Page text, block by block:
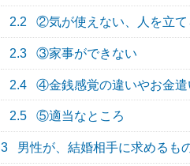
2.2 ②気が使えない、人を立て
2.3 ③家事ができない
2.4 ④金銭感覚の違いやお金遣
2.5 ⑤適当なところ
3 男性が、結婚相手に求めるも